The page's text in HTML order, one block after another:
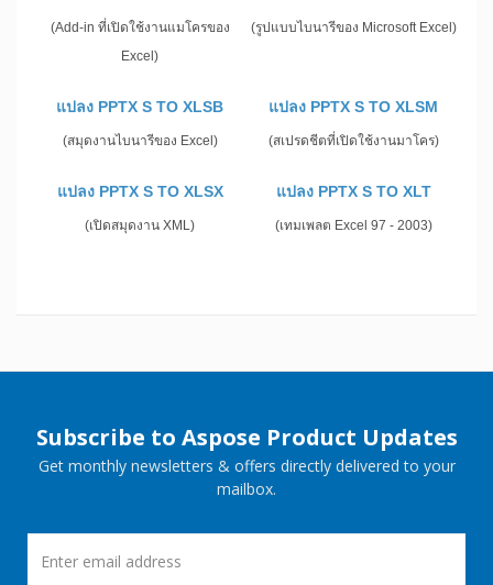
(Add-in ที่เปิดใช้งานแมโครของ
Excel)
(รูปแบบไบนารีของ Microsoft Excel)
แปลง PPTX S TO XLSB
(สมุดงานไบนารีของ Excel)
แปลง PPTX S TO XLSM
(สเปรดชีตที่เปิดใช้งานมาโคร)
แปลง PPTX S TO XLSX
(เปิดสมุดงาน XML)
แปลง PPTX S TO XLT
(เทมเพลต Excel 97 - 2003)
Subscribe to Aspose Product Updates
Get monthly newsletters & offers directly delivered to your
mailbox.